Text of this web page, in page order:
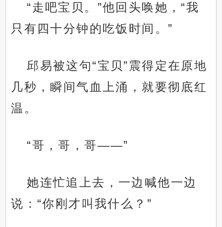
“走吧宝贝。”他回头唤她，“我
只有四十分钟的吃饭时间。”
邱易被这句“宝贝”震得定在原地
几秒，瞬间气血上涌，就要彻底红
温。
“哥，哥，哥——”
她连忙追上去，一边喊他一边
说：“你刚才叫我什么？”